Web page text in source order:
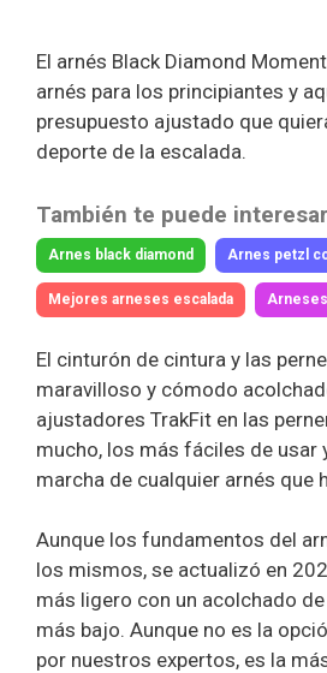
El arnés Black Diamond
arnés para los principiantes y
presupuesto ajustado que
deporte de la escalada.
También te puede
Arnes black diamond Arnes petzl
Mejores arneses escalada
El cinturón de cintura y las
maravilloso y cómodo
ajustadores TrakFit en las
mucho, los más fáciles de usar
marcha de cualquier arnés que
Aunque los fundamentos del
los mismos, se actualizó en
más ligero con un acolchado
más bajo. Aunque no es la
por nuestros expertos, es la